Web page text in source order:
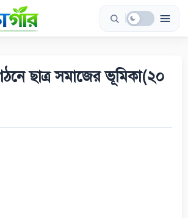
ছাত্র সমাজের ভূমিকা(২০